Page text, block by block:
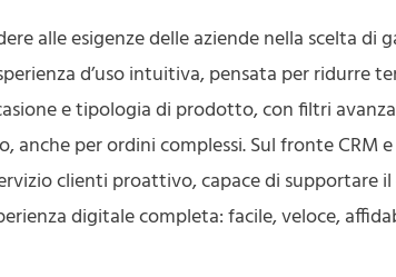
alle esigenze delle aziende nella scelta di
d’uso intuitiva, pensata per ridurre
e tipologia di prodotto, con filtri
per ordini complessi. Sul fronte CRM
clienti proattivo, capace di supportare
digitale completa: facile, veloce,